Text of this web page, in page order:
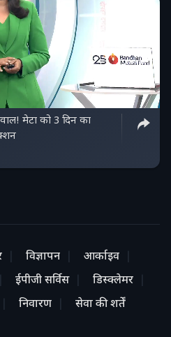
मेटा को 3 दिन का
विज्ञापन
आर्काइव
ईपीजी सर्विस
डिस्क्लेमर
निवारण सेवा की शर्तें